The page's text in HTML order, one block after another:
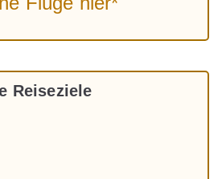
Reiseziele